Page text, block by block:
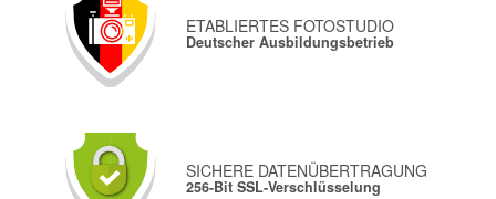
ETABLIERTES FOTOSTUDIO
Deutscher Ausbildungsbetrieb
SICHERE DATENÜBERTRAGUNG
256-Bit SSL-Verschlüsselung